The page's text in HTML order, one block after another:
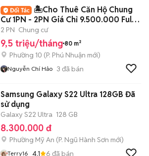
🏝️Cho Thuê Căn Hộ Chung
Cư 1PN - 2PN Giá Chỉ 9.500.000 Full
Nội Thất
2 PN Chung cư
9,5 triệu/tháng 80 m²
Phường 10 (P. Phú Nhuận mới)
Nguyễn Chí Hảo 3 đã bán
Samsung Galaxy S22 Ultra 128GB Đã
sử dụng
Galaxy S22 Ultra 128 GB
8.300.000 đ
Phường Mỹ An (P. Ngũ Hành Sơn mới)
Terry16 4.1 6 đã bán